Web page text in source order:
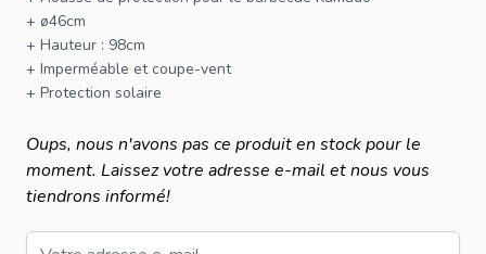
+ ø46cm
+ Hauteur : 98cm
+ Imperméable et coupe-vent
+ Protection solaire
Oups, nous n'avons pas ce produit en stock pour le
moment. Laissez votre adresse e-mail et nous vous
tiendrons informé!
Email